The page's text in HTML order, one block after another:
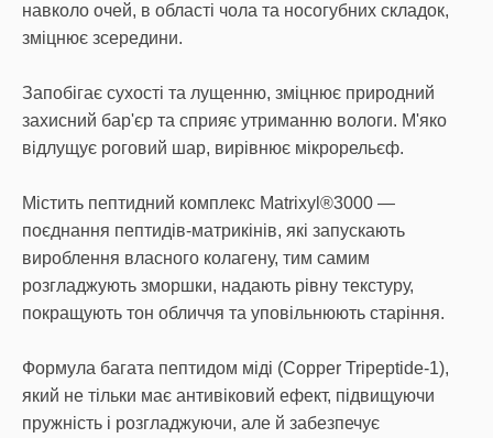
навколо очей, в області чола та носогубних складок,
зміцнює зсередини.
Запобігає сухості та лущенню, зміцнює природний
захисний бар'єр та сприяє утриманню вологи. М'яко
відлущує роговий шар, вирівнює мікрорельєф.
Містить пептидний комплекс Matrixyl®3000 —
поєднання пептидів-матрикінів, які запускають
вироблення власного колагену, тим самим
розгладжують зморшки, надають рівну текстуру,
покращують тон обличчя та уповільнюють старіння.
Формула багата пептидом міді (Copper Tripeptide-1),
який не тільки має антивіковий ефект, підвищуючи
пружність і розгладжуючи, але й забезпечує